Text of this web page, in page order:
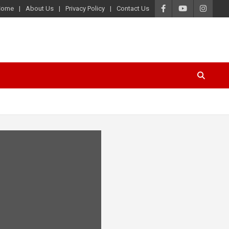
About Us Privacy Policy Contact Us